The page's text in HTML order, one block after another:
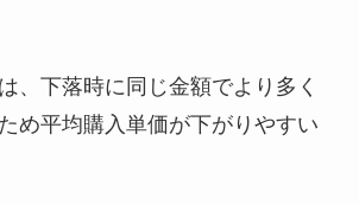
、下落時に同じ金額でより多く
め平均購入単価が下がりやすい